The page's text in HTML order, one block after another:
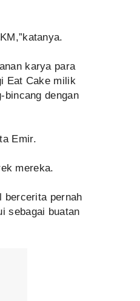
karya para
Eat Cake milik
bincang dengan
Emir.
mereka.
bercerita pernah
sebagai buatan